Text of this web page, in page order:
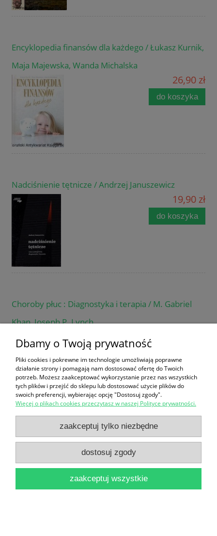
Encyklopedia finansów dla każdego / Łukasz Kurnik,
Maja Majewska, Wanda Michalska
26,90 zł
do koszyka
Nadciśnienie tętnicze / Andrzej Januszewicz
19,90 zł
do koszyka
Choroby płuc : Diagnostyka i terapia / M. Gabriel
Khan, Joseph P. Lynch
Hepatologia kompendium / Jerzy A. Polański
Dbamy o Twoją prywatność
Pliki cookies i pokrewne im technologie umożliwiają poprawne
działanie strony i pomagają nam dostosować ofertę do Twoich
potrzeb. Możesz zaakceptować wykorzystanie przez nas wszystkich
tych plików i przejść do sklepu lub dostosować użycie plików do
swoich preferencji, wybierając opcję "Dostosuj zgody".
Więcej o plikach cookies przeczytasz w naszej Polityce prywatności.
zaakceptuj tylko niezbędne
dostosuj zgody
zaakceptuj wszystkie